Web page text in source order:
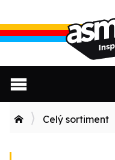
Celý sortiment